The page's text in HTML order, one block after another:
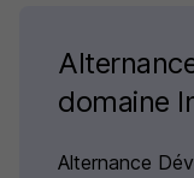
domaine
Alternance